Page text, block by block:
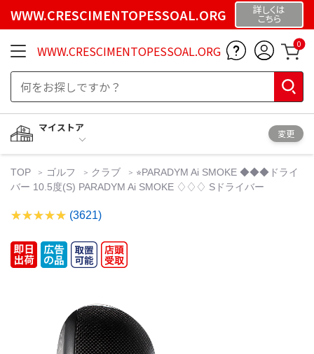
WWW.CRESCIMENTOPESSOAL.ORG 詳しくは
こちら
WWW.CRESCIMENTOPESSOAL.ORG 0
マイストア
変更
TOP ゴルフ クラブ
⭐︎PARADYM Ai SMOKE ◆◆◆ドライ
バー 10.5度(S) PARADYM Ai SMOKE ♢♢♢ Sドライバー
(3621)